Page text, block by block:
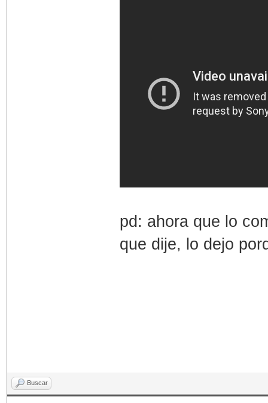
pd: ahora que lo
que dije, lo dejo
Buscar